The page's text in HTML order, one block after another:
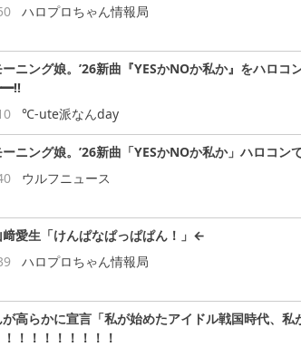
ハロプロちゃん情報局
ーニング娘。’26新曲『YESかNOか私か』をハ
℃-ute派なんday
ーニング娘。’26新曲「YESかNOか私か」ハロコン
ウルフニュース
﨑愛生「けんぱなぱっぱぱん！」←
ハロプロちゃん情報局
が高らかに宣言「私が始めたアイドル戦国時代、私
！！！！！！！！